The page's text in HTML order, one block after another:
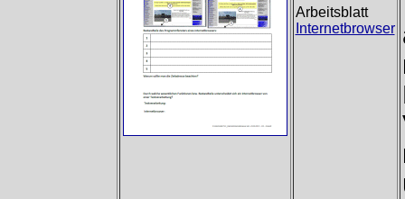
Arbeitsblatt
Internetbrowser